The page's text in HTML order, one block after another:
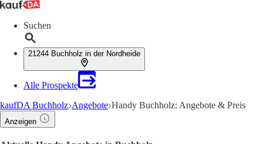
Suchen
21244 Buchholz in der Nordheide
Alle Prospekte
kaufDA Buchholz Angebote Handy Buchholz: Angebote & Preis
Anzeigen